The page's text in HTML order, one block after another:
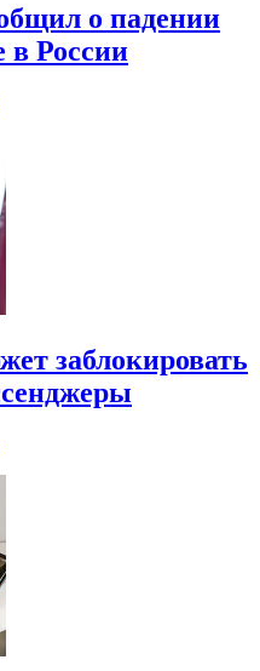
о падении
в России
заблокировать